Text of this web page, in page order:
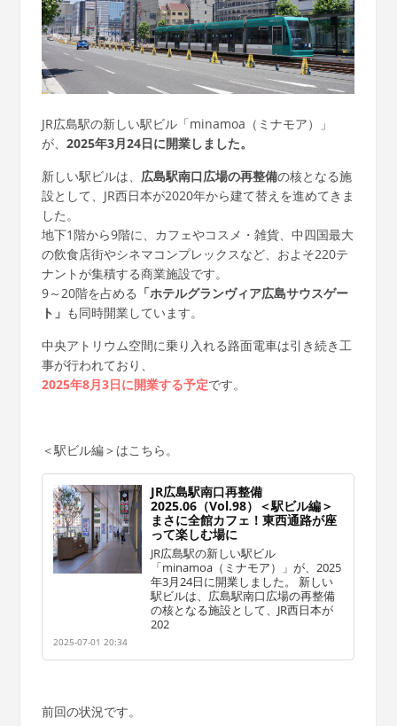
JR広島駅の新しい駅ビル「minamoa（ミナモア）」
が、 2025年3月24日に開業しました。
新しい駅ビルは、 広島駅南口広場の再整備の核となる施
設として、JR西日本が2020年から建て替えを進めてきま
した。
地下1階から9階に、カフェやコスメ・雑貨、中四国最大
の飲食店街やシネマコンプレックスなど、およそ220テ
ナントが集積する商業施設です。
9～20階を占める 「ホテルグランヴィア広島サウスゲー
ト」 も同時開業しています。
中央アトリウム空間に乗り入れる路面電車は引き続き工
事が行われており、
2025年8月3日に開業する予定です。
＜駅ビル編＞はこちら。
JR広島駅南口再整備
2025.06（Vol.98）＜駅ビル編＞
まさに全館カフェ！東西通路が座
って楽しむ場に
JR広島駅の新しい駅ビル
「minamoa（ミナモア）」が、2025
年3月24日に開業しました。 新しい
駅ビルは、広島駅南口広場の再整備
の核となる施設として、JR西日本が
202
2025-07-01 20:34
前回の状況です。